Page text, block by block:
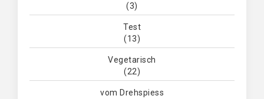
(3)
Test
(13)
Vegetarisch
(22)
vom Drehspiess